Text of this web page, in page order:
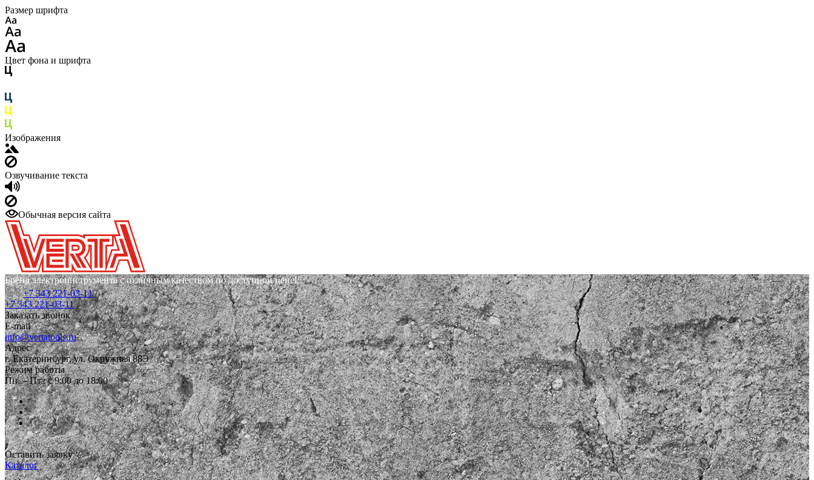
Размер шрифта
Цвет фона и шрифта
Изображения
Озвучивание текста
Обычная версия сайта
Бренд электроинструмента с отличным качеством по доступной цене!
+7 343 221-03-11
+7 343 221-03-11
Заказать звонок
E-mail
info@vertatools.ru
Адрес
г. Екатеринбург, ул. Окружная 88Э
Режим работы
Пн. – Пт.: с 9:00 до 18:00
Оставить заявку
Каталог